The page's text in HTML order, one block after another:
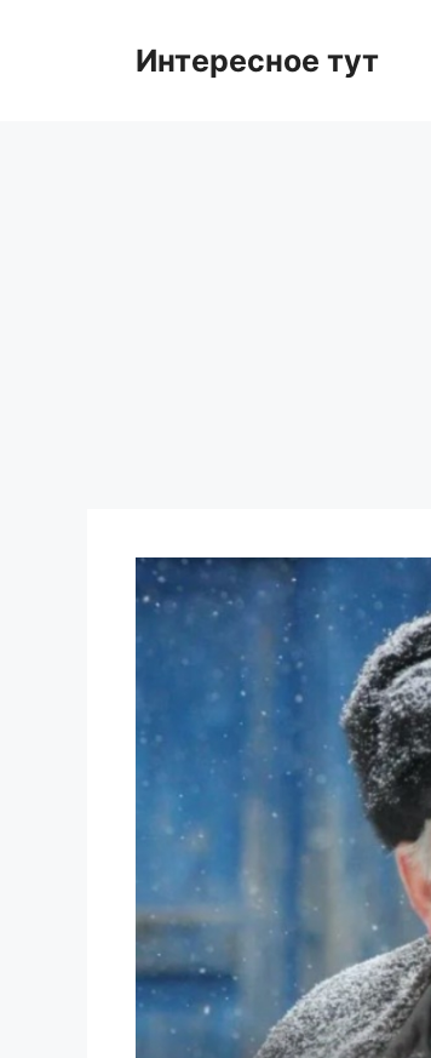
Интересное тут